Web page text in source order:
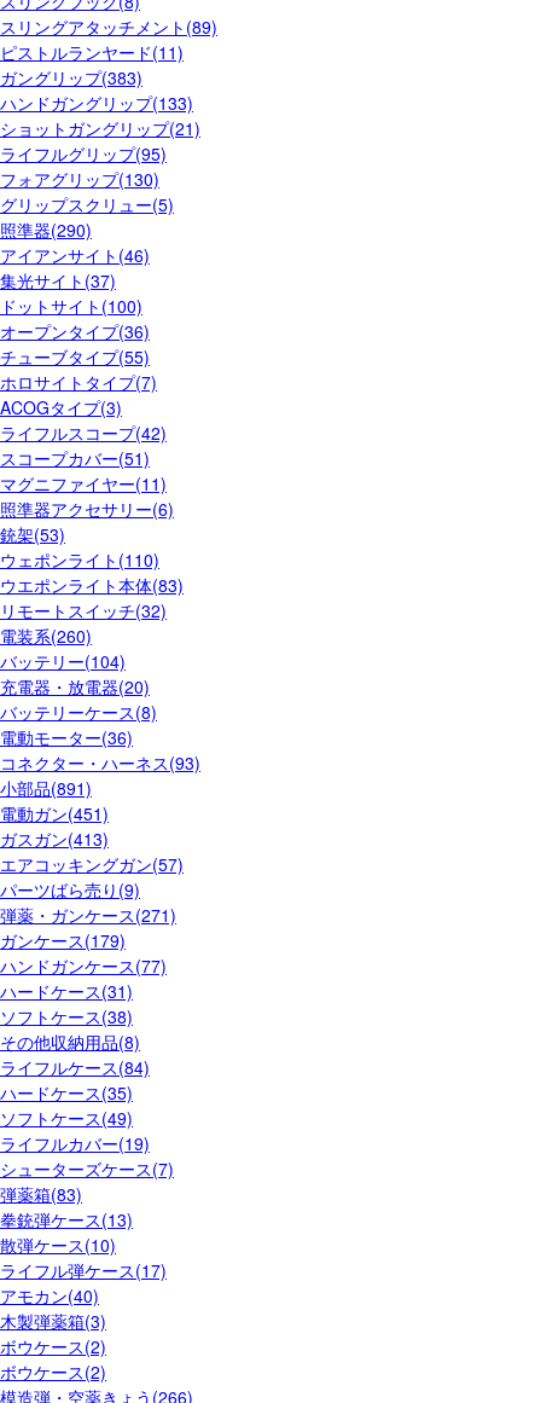
スリングアタッチメント(89)
ピストルランヤード(11)
ガングリップ(383)
ハンドガングリップ(133)
ショットガングリップ(21)
ライフルグリップ(95)
フォアグリップ(130)
グリップスクリュー(5)
照準器(290)
アイアンサイト(46)
集光サイト(37)
ドットサイト(100)
オープンタイプ(36)
チューブタイプ(55)
ホロサイトタイプ(7)
ACOGタイプ(3)
ライフルスコープ(42)
スコープカバー(51)
マグニファイヤー(11)
照準器アクセサリー(6)
銃架(53)
ウェポンライト(110)
ウエポンライト本体(83)
リモートスイッチ(32)
電装系(260)
バッテリー(104)
充電器・放電器(20)
バッテリーケース(8)
電動モーター(36)
コネクター・ハーネス(93)
小部品(891)
電動ガン(451)
ガスガン(413)
エアコッキングガン(57)
パーツばら売り(9)
弾薬・ガンケース(271)
ガンケース(179)
ハンドガンケース(77)
ハードケース(31)
ソフトケース(38)
その他収納用品(8)
ライフルケース(84)
ハードケース(35)
ソフトケース(49)
ライフルカバー(19)
シューターズケース(7)
弾薬箱(83)
拳銃弾ケース(13)
散弾ケース(10)
ライフル弾ケース(17)
アモカン(40)
木製弾薬箱(3)
ボウケース(2)
ボウケース(2)
模造弾・空薬きょう(266)